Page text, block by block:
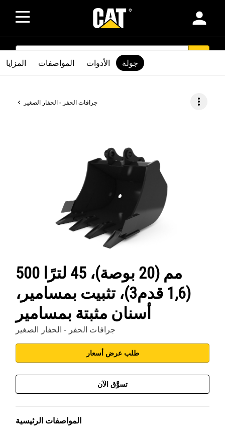
person
SEARCH
جرافات الحفر - الحفار الصغير more_vert
500 مم (20 بوصة)، 45 لترًا
(1,6 قدم3)، تثبيت بمسامير،
أسنان مثبتة بمسامير
جرافات الحفر - الحفار الصغير
طلب عرض أسعار
تسوَّق الآن
المواصفات الرئيسية
المزايا المواصفات الأدوات جولة